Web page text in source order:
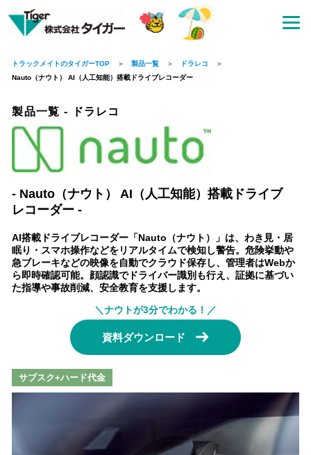
トラックメイトのタイガーTOP 製品一覧
ドラレコ
Nauto（ナウト） AI（人工知能）搭載ドライブレコーダー
- Nauto（ナウト） AI（人工知能）搭載ドライブ
レコーダー -
AI搭載ドライブレコーダー「Nauto（ナウト）」は、わき見・居
眠り・スマホ操作などをリアルタイムで検知し警告。危険挙動や
急ブレーキなどの映像を自動でクラウド保存し、管理者はWebか
ら即時確認可能。顔認識でドライバー識別も行え、証拠に基づい
た指導や事故削減、安全教育を支援します。
＼ナウトが3分でわかる！／
資料ダウンロード
サブスク+ハード代金
製品一覧 - ドラレコ